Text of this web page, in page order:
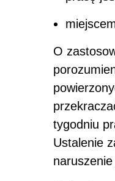
O
tygodniu
Ustalenie